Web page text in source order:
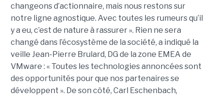
changeons d’actionnaire, mais nous restons sur
notre ligne agnostique. Avec toutes les rumeurs qu’il
y a eu, c’est de nature à rassurer ». Rien ne sera
changé dans l’écosystème de la société, a indiqué la
veille Jean-Pierre Brulard, DG de la zone EMEA de
VMware : « Toutes les technologies annoncées sont
des opportunités pour que nos partenaires se
développent ». De son côté, Carl Eschenbach,